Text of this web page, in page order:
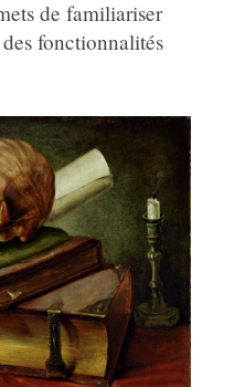
de familiariser
fonctionnalités